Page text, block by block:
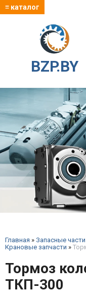
≡ каталог
BZP.BY
Главная » Запасные
Крановые запчасти »
Тормоз
ТКП-300